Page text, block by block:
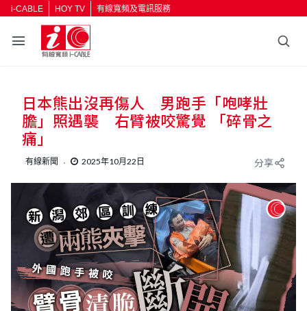
i-CABLE HOY TV 有線寬頻及電訊服務
日本熊出沒再傷人 男跑手「咆哮壯
膽」照遇襲 右臂被咬驚覺 「碎骨之
痛」
有線新聞 2025年10月22日 分享